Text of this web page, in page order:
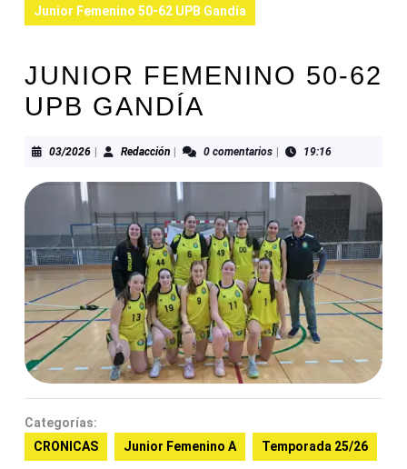
Junior Femenino 50-62 UPB Gandía
JUNIOR FEMENINO 50-62
UPB GANDÍA
03/202603/2026RedacciónRedacción0 comentarios 19:16
Categorías:
CRONICAS
Junior Femenino A Temporada 25/26